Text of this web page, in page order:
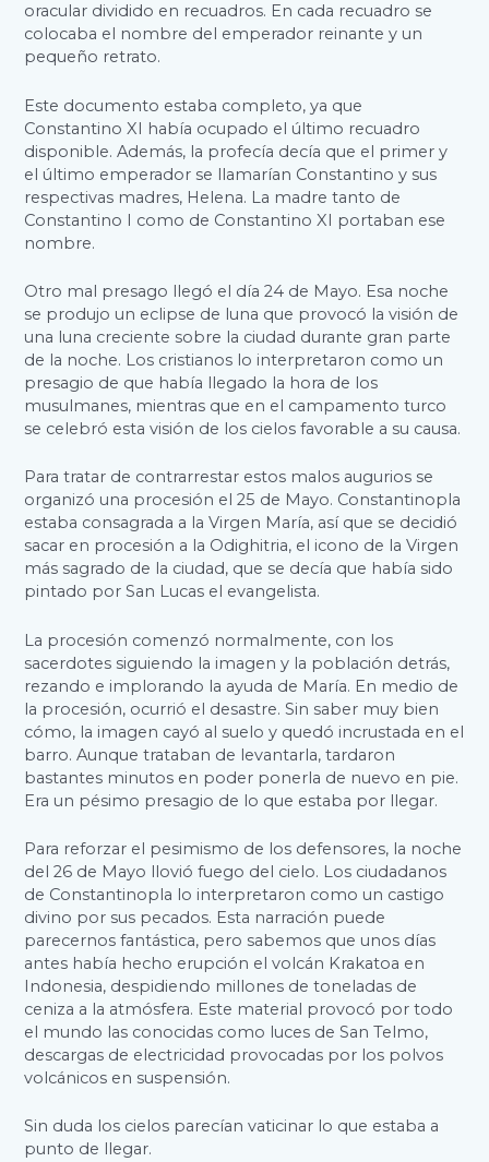
oracular dividido en recuadros. En cada recuadro se
colocaba el nombre del emperador reinante y un
pequeño retrato.
Este documento estaba completo, ya que
Constantino XI había ocupado el último recuadro
disponible. Además, la profecía decía que el primer y
el último emperador se llamarían Constantino y sus
respectivas madres, Helena. La madre tanto de
Constantino I como de Constantino XI portaban ese
nombre.
Otro mal presago llegó el día 24 de Mayo. Esa noche
se produjo un eclipse de luna que provocó la visión de
una luna creciente sobre la ciudad durante gran parte
de la noche. Los cristianos lo interpretaron como un
presagio de que había llegado la hora de los
musulmanes, mientras que en el campamento turco
se celebró esta visión de los cielos favorable a su causa.
Para tratar de contrarrestar estos malos augurios se
organizó una procesión el 25 de Mayo. Constantinopla
estaba consagrada a la Virgen María, así que se decidió
sacar en procesión a la Odighitria, el icono de la Virgen
más sagrado de la ciudad, que se decía que había sido
pintado por San Lucas el evangelista.
La procesión comenzó normalmente, con los
sacerdotes siguiendo la imagen y la población detrás,
rezando e implorando la ayuda de María. En medio de
la procesión, ocurrió el desastre. Sin saber muy bien
cómo, la imagen cayó al suelo y quedó incrustada en el
barro. Aunque trataban de levantarla, tardaron
bastantes minutos en poder ponerla de nuevo en pie.
Era un pésimo presagio de lo que estaba por llegar.
Para reforzar el pesimismo de los defensores, la noche
del 26 de Mayo llovió fuego del cielo. Los ciudadanos
de Constantinopla lo interpretaron como un castigo
divino por sus pecados. Esta narración puede
parecernos fantástica, pero sabemos que unos días
antes había hecho erupción el volcán Krakatoa en
Indonesia, despidiendo millones de toneladas de
ceniza a la atmósfera. Este material provocó por todo
el mundo las conocidas como luces de San Telmo,
descargas de electricidad provocadas por los polvos
volcánicos en suspensión.
Sin duda los cielos parecían vaticinar lo que estaba a
punto de llegar.